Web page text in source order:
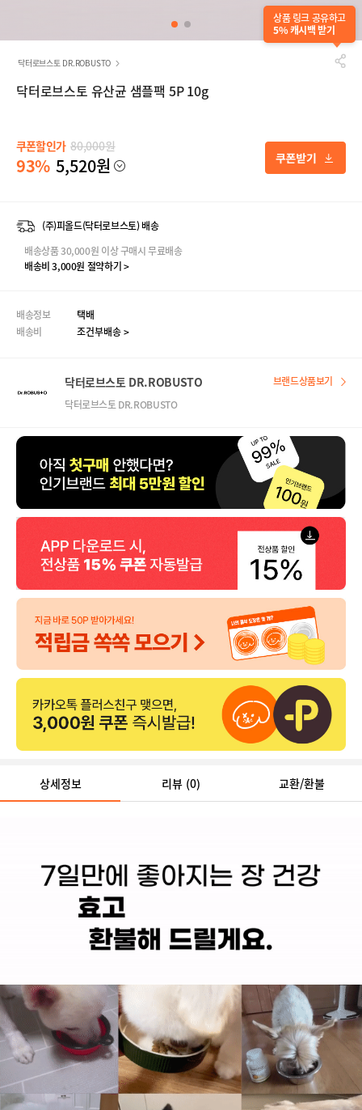
상품 링크 공유하고
5% 캐시백 받기
닥터로브스토 DR.ROBUSTO
닥터로브스토 유산균 샘플팩 5P 10g
쿠폰할인가 80,000원
93% 5,520원
(주)피올드(닥터로브스토) 배송
배송상품 30,000원 이상 구매시 무료배송
배송비 3,000원 절약하기 >
배송정보
택배
배송비
조건부배송 >
닥터로브스토 DR.ROBUSTO
닥터로브스토 DR.ROBUSTO
브랜드상품보기
상세정보 리뷰 (0) 교환/환불